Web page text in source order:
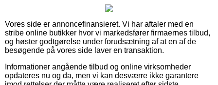
Vores side er annoncefinansieret. Vi har aftaler med en
stribe online butikker hvor vi markedsfører firmaernes tilbud,
og høster godtgørelse under forudsætning af at en af de
besøgende på vores side laver en transaktion.
Informationer angående tilbud og online virksomheder
opdateres nu og da, men vi kan desværre ikke garantere